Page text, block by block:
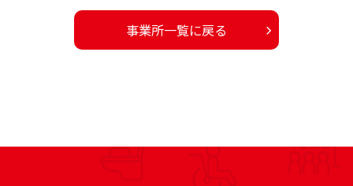
事業所一覧に戻る